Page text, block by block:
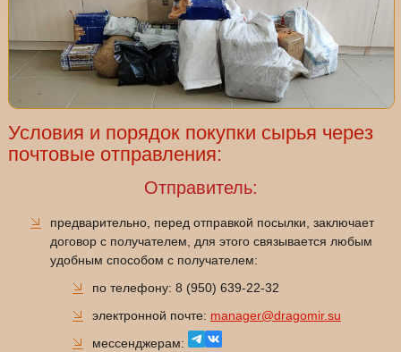
Условия и порядок покупки сырья через
почтовые отправления:
Отправитель:
предварительно, перед отправкой посылки, заключает
договор с получателем, для этого связывается любым
удобным способом с получателем:
по телефону: 8 (950) 639-22-32
электронной почте: manager@dragomir.su
мессенджерам: